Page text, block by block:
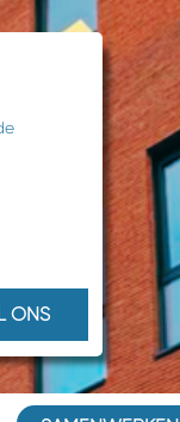
ONS